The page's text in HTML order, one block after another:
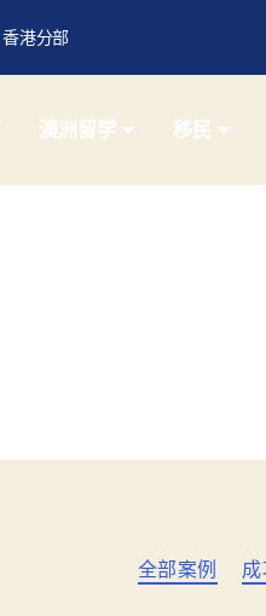
香港分部
澳洲留学 移民
全部案例